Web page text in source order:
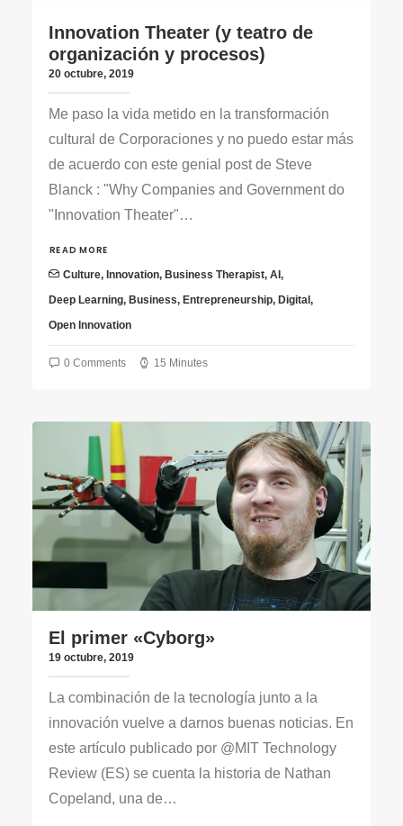
Innovation Theater (y teatro de
organización y procesos)
20 octubre, 2019
Me paso la vida metido en la transformación
cultural de Corporaciones y no puedo estar más
de acuerdo con este genial post de Steve
Blanck : "Why Companies and Government do
"Innovation Theater"…
READ MORE
Culture, Innovation, Business Therapist, AI ,
Deep Learning, Business, Entrepreneurship, Digital ,
Open Innovation
0 Comments 15 Minutes
El primer «Cyborg»
19 octubre, 2019
La combinación de la tecnología junto a la
innovación vuelve a darnos buenas noticias. En
este artículo publicado por @MIT Technology
Review (ES) se cuenta la historia de Nathan
Copeland, una de…